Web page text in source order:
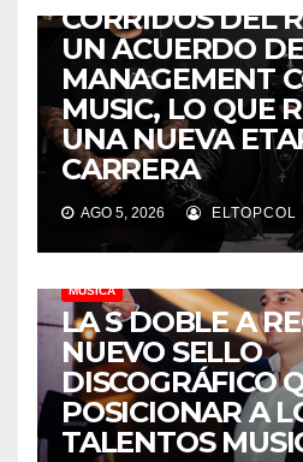
CORRIDOS DEL
UN ACUERDO
MANAGEMENT
MUSIC, LO QUE
UNA NUEVA
CARRERA
AGO 5, 2026 ELTOPCOL
MÚSICA
LA S DOBLE A
NUEVO SELLO
DISCOGRÁFICO
POSICIONAR A
TALENTOS